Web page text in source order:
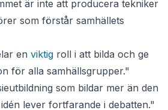
är inte att producera tekniker
som förstår samhällets
en viktig roll i att bilda och ge
för alla samhällsgrupper."
som bildar mer än den
lever fortfarande i debatten."